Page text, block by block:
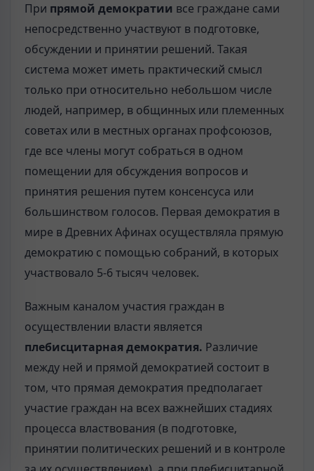
При прямой демократии все граждане сами
непосредственно участвуют в подготовке,
обсуждении и принятии решений. Такая
система может иметь практический смысл
только при относительно небольшом числе
людей, например, в общинных или племенных
советах или в местных органах профсоюзов,
где все члены могут собраться в одном
помещении для обсуждения вопросов и
принятия решения путем консенсуса или
большинством голосов. Первая демократия в
мире в Древних Афинах осуществляла прямую
демократию с помощью собраний, в которых
участвовало 5-6 тысяч человек.
Важным каналом участия граждан в
осуществлении власти является
плебисцитарная демократия. Различие
между ней и прямой демократией состоит в
том, что прямая демократия предполагает
участие граждан на всех важнейших стадиях
процесса властвования (в подготовке,
принятии политических решений и в контроле